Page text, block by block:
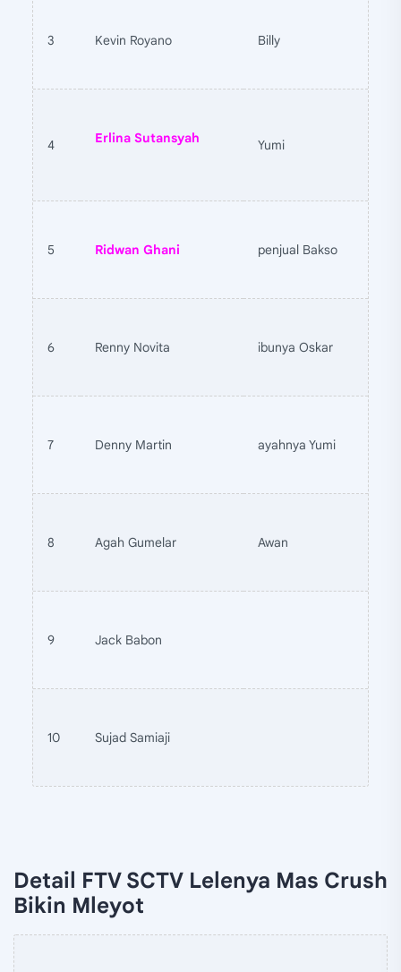
3 Kevin Royano Billy
4 Erlina Sutansyah Yumi
5 Ridwan Ghani penjual Bakso
6 Renny Novita ibunya Oskar
7 Denny Martin ayahnya Yumi
8 Agah Gumelar Awan
9 Jack Babon
10 Sujad Samiaji
Detail FTV SCTV Lelenya Mas Crush
Bikin Mleyot